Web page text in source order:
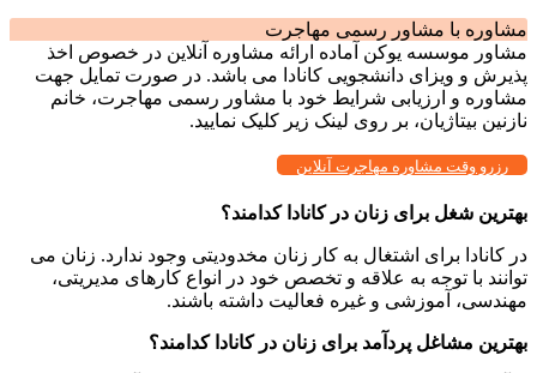
مشاوره با مشاور رسمی مهاجرت
مشاور موسسه یوکن آماده ارائه مشاوره آنلاین در خصوص اخذ
پذیرش و ویزای دانشجویی کانادا می باشد. در صورت تمایل جهت
مشاوره و ارزیابی شرایط خود با مشاور رسمی مهاجرت، خانم
نازنین بیتاژیان، بر روی لینک زیر کلیک نمایید.
رزرو وقت مشاوره مهاجرت آنلاین
بهترین شغل برای زنان در کانادا کدامند؟
در کانادا برای اشتغال به کار زنان مخدودیتی وجود ندارد. زنان می
توانند با توجه به علاقه و تخصص خود در انواع کارهای مدیریتی،
مهندسی، آموزشی و غیره فعالیت داشته باشند.
بهترین مشاغل پردآمد برای زنان در کانادا کدامند؟